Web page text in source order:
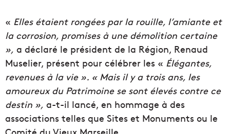
« Elles étaient rongées par la rouille, l’amiante et
la corrosion, promises à une démolition certaine
», a déclaré le président de la Région, Renaud
Muselier, présent pour célébrer les « Élégantes,
revenues à la vie ». « Mais il y a trois ans, les
amoureux du Patrimoine se sont élevés contre ce
destin », a-t-il lancé, en hommage à des
associations telles que Sites et Monuments ou le